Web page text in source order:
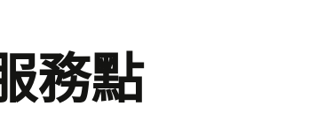
務點